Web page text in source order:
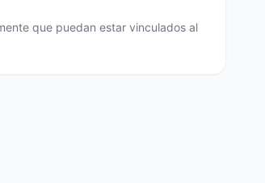
que puedan estar vinculados al